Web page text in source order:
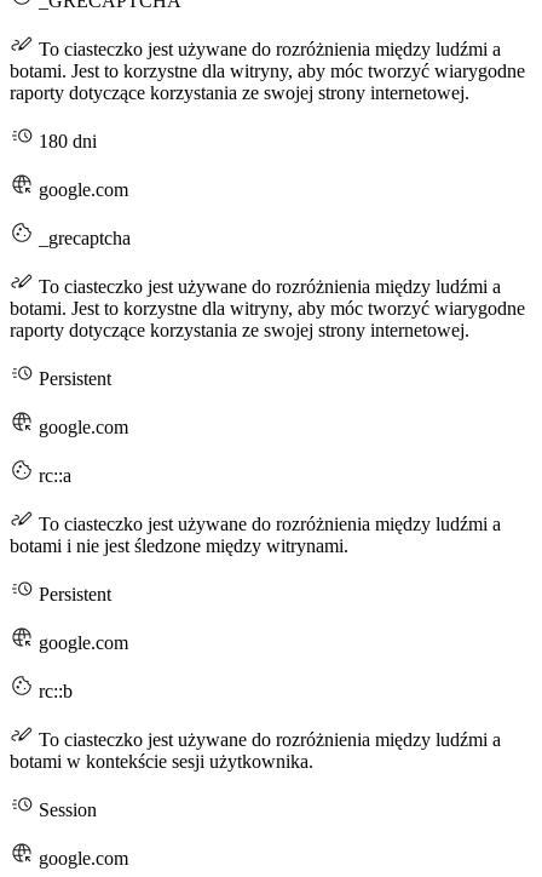
To ciasteczko jest używane do rozróżnienia między ludźmi a
botami. Jest to korzystne dla witryny, aby móc tworzyć wiarygodne
raporty dotyczące korzystania ze swojej strony internetowej.
180 dni
google.com
_grecaptcha
To ciasteczko jest używane do rozróżnienia między ludźmi a
botami. Jest to korzystne dla witryny, aby móc tworzyć wiarygodne
raporty dotyczące korzystania ze swojej strony internetowej.
Persistent
google.com
rc::a
To ciasteczko jest używane do rozróżnienia między ludźmi a
botami i nie jest śledzone między witrynami.
Persistent
google.com
rc::b
To ciasteczko jest używane do rozróżnienia między ludźmi a
botami w kontekście sesji użytkownika.
Session
google.com